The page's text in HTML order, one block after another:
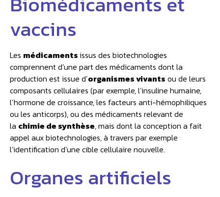
vaccins
Les médicamentsissus des biotechnologies
comprennent d’une part des médicaments dont la
production est issue d’organismes vivants ou de leurs
composants cellulaires (par exemple, l’insuline humaine,
l’hormone de croissance, les facteurs anti-hémophiliques
ou les anticorps), ou des médicaments relevant de
la chimie de synthèse, mais dont la conception a fait
appel aux biotechnologies, à travers par exemple
l’identification d’une cible cellulaire nouvelle.
Organes artificiels